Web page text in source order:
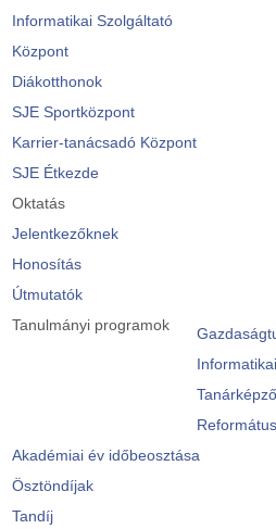
Informatikai Szolgáltató
Központ
Diákotthonok
SJE Sportközpont
Karrier-tanácsadó Központ
SJE Étkezde
Oktatás
Jelentkezőknek
Honosítás
Útmutatók
Tanulmányi programok
Akadémiai év időbeosztása
Ösztöndíjak
Tandíj